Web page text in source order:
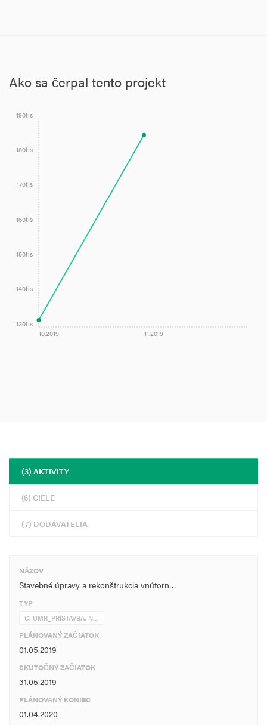
Ako sa čerpal tento projekt
10.2019 11.2019
130tis
140tis
150tis
160tis
170tis
180tis
190tis
(3) AKTIVITY
(6) CIELE
(7) DODÁVATELIA
NÁZOV
Stavebné úpravy a rekonštrukcia vnútorn…
TYP
C. UMR_PRÍSTAVBA, N…
PLÁNOVANÝ ZAČIATOK
01.05.2019
SKUTOČNÝ ZAČIATOK
31.05.2019
PLÁNOVANÝ KONIEC
01.04.2020